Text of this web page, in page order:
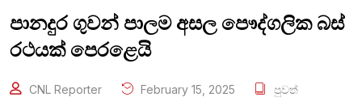
පානදුර ගුවන් පාලම අසල පෞද්ගලික බස්
රථයක් පෙරළෙයි
CNL Reporter February 15, 2025 පුවත්